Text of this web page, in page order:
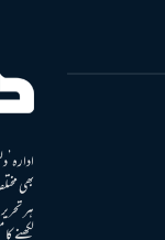
ادارہ
بھی
ہر